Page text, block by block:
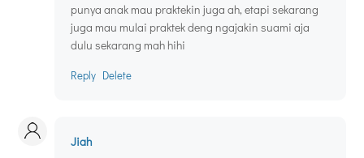
punya anak mau praktekin juga ah, etapi sekarang
juga mau mulai praktek deng ngajakin suami aja
dulu sekarang mah hihi
Reply Delete
Jiah